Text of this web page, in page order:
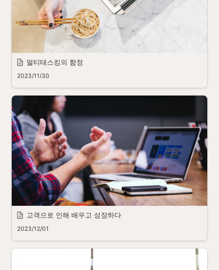
멀티태스킹의 함정
2023/11/30
고객으로 인해 배우고 성장하다
2023/12/01